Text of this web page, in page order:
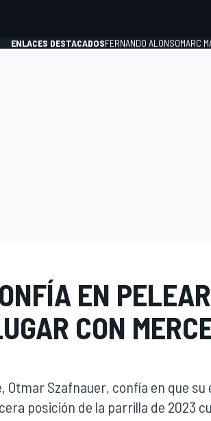
ENLACES DESTACADOSFERNANDO ALONSOMARC
EN
CON
Otmar Szafnauer, confía en que
posición de la parrilla de 2023